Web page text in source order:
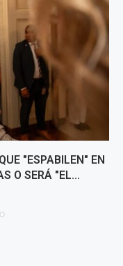
"ESPABILEN" EN
O SERÁ "EL...